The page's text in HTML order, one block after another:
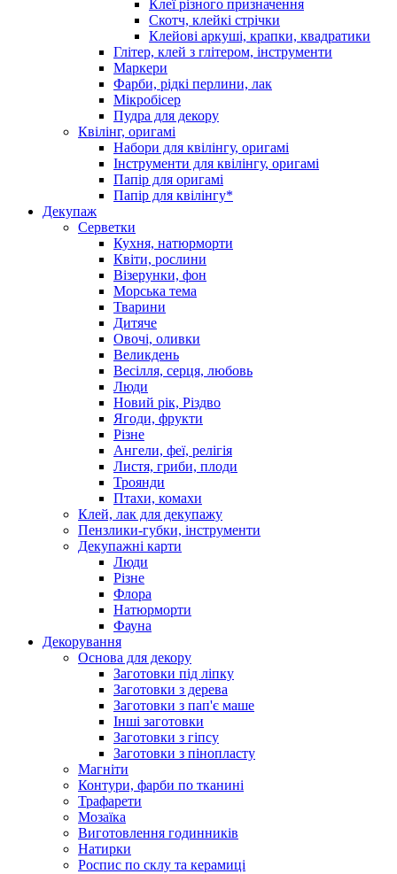
Клеї різного призначення
Скотч, клейкі стрічки
Клейові аркуші, крапки, квадратики
Глітер, клей з глітером, інструменти
Маркери
Фарби, рідкі перлини, лак
Мікробісер
Пудра для декору
Квілінг, оригамі
Набори для квілінгу, оригамі
Інструменти для квілінгу, оригамі
Папір для оригамі
Папір для квілінгу*
Декупаж
Серветки
Кухня, натюрморти
Квіти, рослини
Візерунки, фон
Морська тема
Тварини
Дитяче
Овочі, оливки
Великдень
Весілля, серця, любовь
Люди
Новий рік, Різдво
Ягоди, фрукти
Різне
Ангели, феї, релігія
Листя, гриби, плоди
Троянди
Птахи, комахи
Клей, лак для декупажу
Пензлики-губки, інструменти
Декупажні карти
Люди
Різне
Флора
Натюрморти
Фауна
Декорування
Основа для декору
Заготовки під ліпку
Заготовки з дерева
Заготовки з пап'є маше
Інші заготовки
Заготовки з гіпсу
Заготовки з пінопласту
Магніти
Контури, фарби по тканині
Трафарети
Мозаїка
Виготовлення годинників
Натирки
Роспис по склу та керамиці